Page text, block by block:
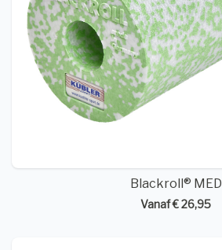
Blackroll® MED
Vanaf € 26,95